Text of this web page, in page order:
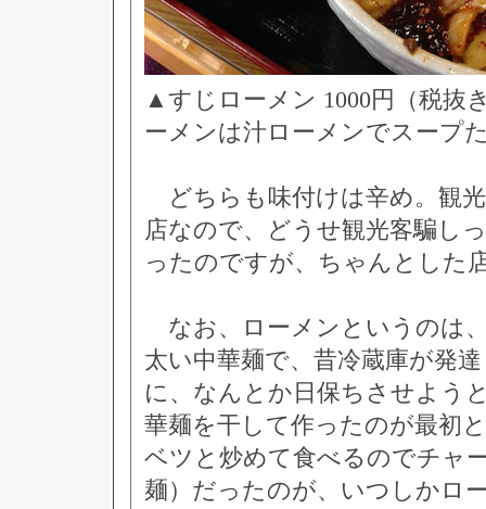
▲すじローメン 1000円（税
ーメンは汁ローメンでスープ
どちらも味付けは辛め。観
店なので、どうせ観光客騙し
ったのですが、ちゃんとした
なお、ローメンというのは
太い中華麺で、昔冷蔵庫が発
に、なんとか日保ちさせよう
華麺を干して作ったのが最初
ベツと炒めて食べるのでチャ
麺）だったのが、いつしかロ